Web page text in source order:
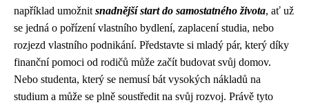
například umožnit snadnější start do samostatného života, ať už
se jedná o pořízení vlastního bydlení, zaplacení studia, nebo
rozjezd vlastního podnikání. Představte si mladý pár, který díky
finanční pomoci od rodičů může začít budovat svůj domov.
Nebo studenta, který se nemusí bát vysokých nákladů na
studium a může se plně soustředit na svůj rozvoj. Právě tyto